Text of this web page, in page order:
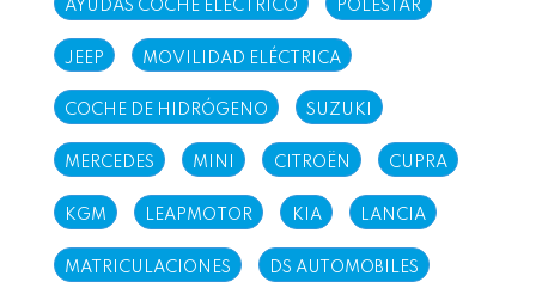
AYUDAS COCHE ELÉCTRICO POLESTAR
JEEP MOVILIDAD ELÉCTRICA
COCHE DE HIDRÓGENO SUZUKI
MERCEDES MINI CITROËN CUPRA
KGM LEAPMOTOR KIA LANCIA
MATRICULACIONES DS AUTOMOBILES